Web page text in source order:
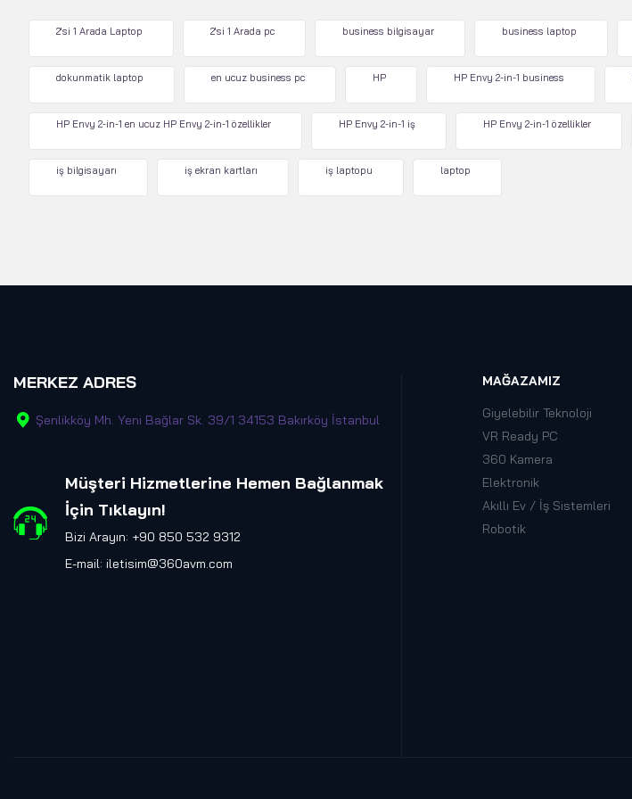
2'si 1 Arada Laptop 2'si 1 Arada pc business bilgisayar business laptop
dokunmatik laptop en ucuz business pc HP HP Envy 2-in-1 business
HP Envy 2-in-1 en ucuz HP Envy 2-in-1 özellikler HP Envy 2-in-1 iş HP Envy 2-in-1 özellikler
iş bilgisayarı iş ekran kartları iş laptopu laptop
MERKEZ ADRES
Şenlikköy Mh. Yeni Bağlar Sk. 39/1 34153 Bakırköy İstanbul
Müşteri Hizmetlerine Hemen Bağlanmak
İçin Tıklayın!
Bizi Arayın: +90 850 532 9312
E-mail: iletisim@360avm.com
MAĞAZAMIZ
Giyelebilir Teknoloji
VR Ready PC
360 Kamera
Elektronik
Akıllı Ev / İş Sistemleri
Robotik